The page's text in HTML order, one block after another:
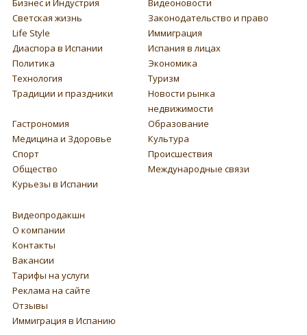
Бизнес и Индустрия
Видеоновости
Светская жизнь
Законодательство и право
Life Style
Иммиграция
Диаспора в Испании
Испания в лицах
Политика
Экономика
Технология
Туризм
Традиции и праздники
Новости рынка
недвижимости
Гастрономия
Образование
Медицина и Здоровье
Культура
Спорт
Происшествия
Общество
Международные связи
Курьезы в Испании
Видеопродакшн
О компании
Контакты
Вакансии
Тарифы на услуги
Реклама на сайте
Отзывы
Иммиграция в Испанию